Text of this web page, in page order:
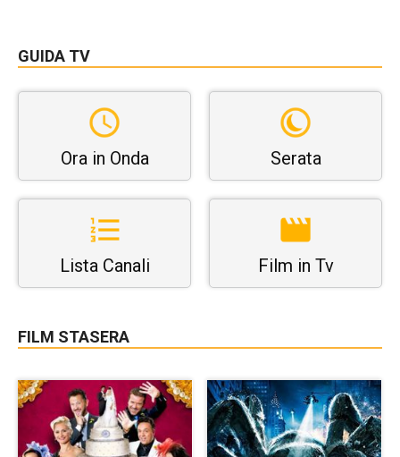
GUIDA TV
Ora in Onda Serata
Lista Canali Film in Tv
FILM STASERA